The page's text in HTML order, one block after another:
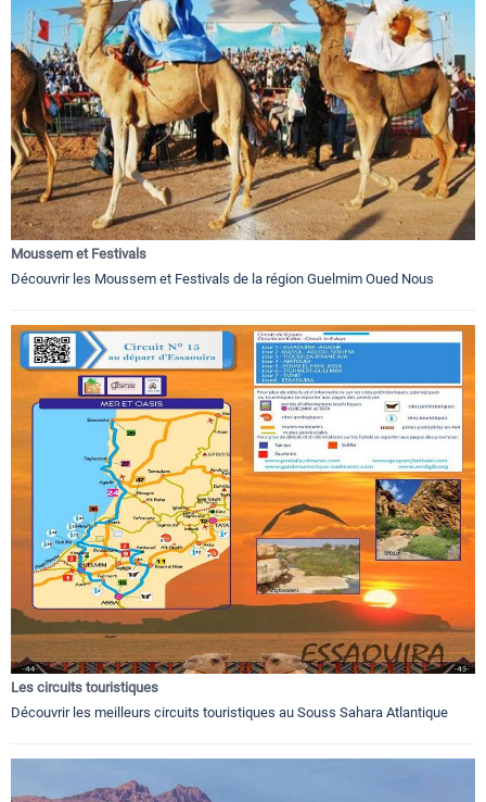
Moussem et Festivals
Découvrir les Moussem et Festivals de la région Guelmim Oued Nous
Les circuits touristiques
Découvrir les meilleurs circuits touristiques au Souss Sahara Atlantique